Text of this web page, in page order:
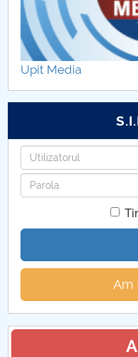
Politică internă
Metodologii si
Anexe depunere
Proiecte
Upit Media
Utilizatorul
Parola
Am